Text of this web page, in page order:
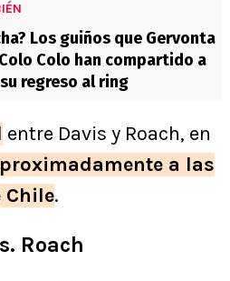
Los guiños que Gervonta
Colo han compartido a
regreso al ring
entre Davis y Roach, en
a las
Chile.
Roach